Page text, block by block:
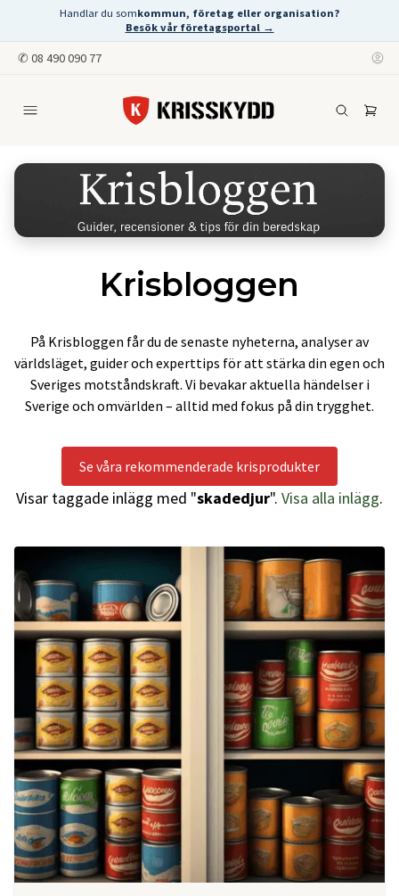
Handlar du somkommun, företag eller organisation?
Besök vår företagsportal →
✆ 08 490 090 77
Krisbloggen
På Krisbloggen får du de senaste nyheterna, analyser av
världsläget, guider och experttips för att stärka din egen och
Sveriges motståndskraft. Vi bevakar aktuella händelser i
Sverige och omvärlden – alltid med fokus på din trygghet.
Se våra rekommenderade krisprodukter
Visar taggade inlägg med "skadedjur". Visa alla inlägg.